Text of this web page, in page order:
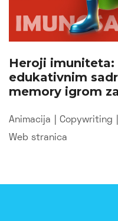
Heroji imuniteta:
edukativnim
memory igrom
Animacija Copywriting
Web stranica